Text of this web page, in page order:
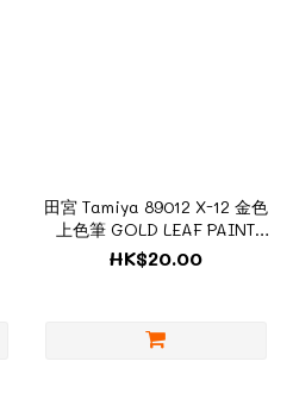
田宮 Tamiya 89012 X-12 金色
上色筆 GOLD LEAF PAINT
MARKER
HK$20.00